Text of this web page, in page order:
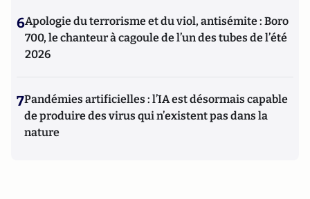
6Apologie du terrorisme et du viol, antisémite : Boro
700, le chanteur à cagoule de l’un des tubes de l’été
2026
7Pandémies artificielles : l’IA est désormais capable
de produire des virus qui n’existent pas dans la
nature